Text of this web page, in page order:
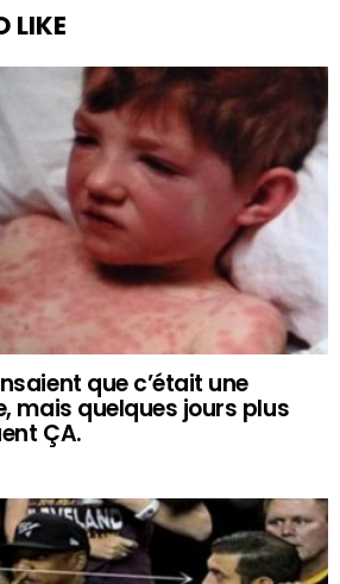
LIKE
que c’était une
mais quelques jours plus
ÇA.